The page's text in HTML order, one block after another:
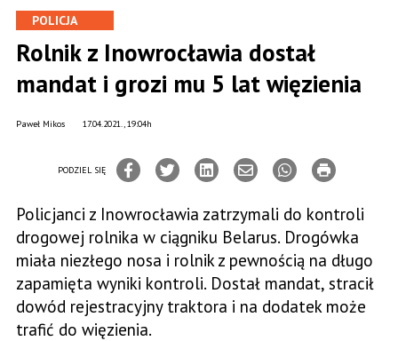
POLICJA
Rolnik z Inowrocławia dostał
mandat i grozi mu 5 lat więzienia
17.04.2021., 19:04h
Paweł Mikos
PODZIEL SIĘ
Policjanci z Inowrocławia zatrzymali do kontroli
drogowej rolnika w ciągniku Belarus. Drogówka
miała niezłego nosa i rolnik z pewnością na długo
zapamięta wyniki kontroli. Dostał mandat, stracił
dowód rejestracyjny traktora i na dodatek może
trafić do więzienia.